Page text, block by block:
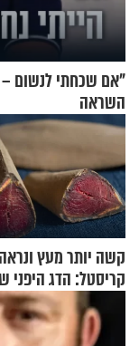
"אם שכחתי לנשום –
השראה
קשה יותר מעץ
קריסטל: הדג היפני
בלתי אפשרי לחתוך